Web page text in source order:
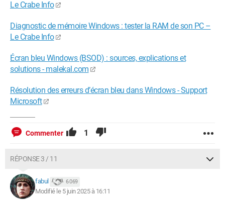
Le Crabe Info
Diagnostic de mémoire Windows : tester la RAM de son PC –
Le Crabe Info
Écran bleu Windows (BSOD) : sources, explications et
solutions - malekal.com
Résolution des erreurs d’écran bleu dans Windows - Support
Microsoft
Commenter 1
RÉPONSE 3 / 11
fabul 6 069
Modifié le 5 juin 2025 à 16:11